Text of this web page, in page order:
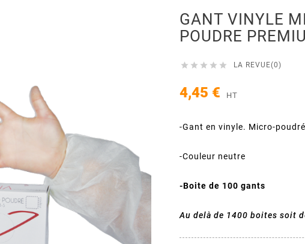
GANT VINYLE
POUDRE
     LA REVUE(0)
4,45 € HT
-Gant en vinyle. Micro-
-Couleur neutre
-Boite de 100 gants
Au delà de 1400 boites soit